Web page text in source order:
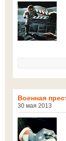
Военная
30 мая 2013